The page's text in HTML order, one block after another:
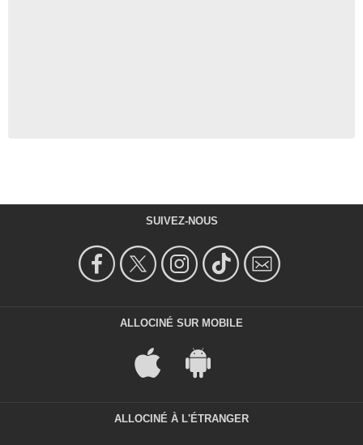
SUIVEZ-NOUS
ALLOCINÉ SUR MOBILE
ALLOCINÉ À L'ÉTRANGER